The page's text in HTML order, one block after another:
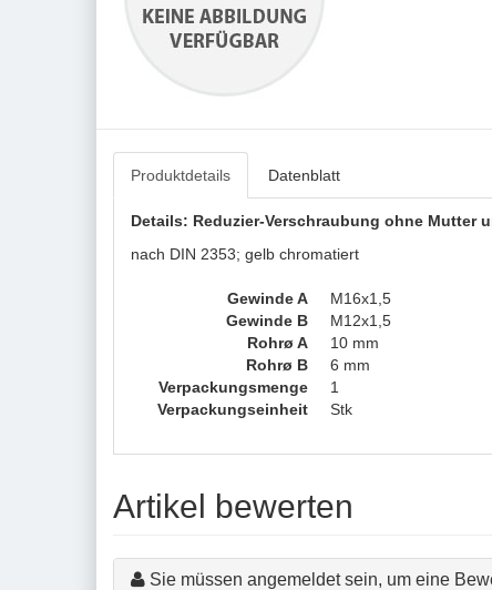
Produktdetails Datenblatt
Details: Reduzier-Verschraubung ohne Mutter
nach DIN 2353; gelb chromatiert
Gewinde A
M16x1,5
Gewinde B
M12x1,5
Rohrø A
10 mm
Rohrø B
6 mm
Verpackungsmenge
1
Verpackungseinheit
Stk
Artikel bewerten
Sie müssen angemeldet sein, um eine